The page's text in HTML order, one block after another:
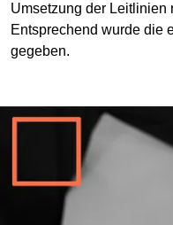
Umsetzung der
Entsprechend wurde die
gegeben.